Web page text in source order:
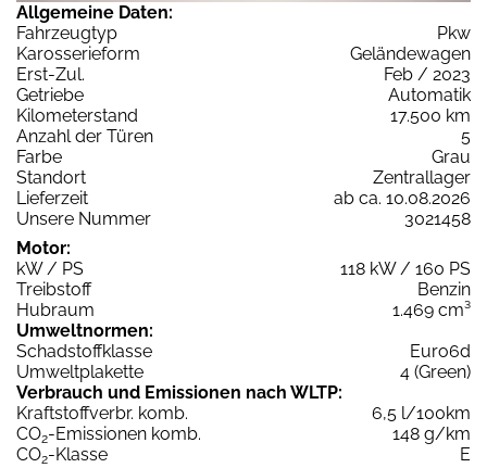
Allgemeine Daten:
Fahrzeugtyp
Pkw
Karosserieform
Geländewagen
Erst-Zul.
Feb / 2023
Getriebe
Automatik
Kilometerstand
17.500 km
Anzahl der Türen
5
Farbe
Grau
Standort
Zentrallager
Lieferzeit
ab ca. 10.08.2026
Unsere Nummer
3021458
Motor:
kW / PS
118 kW / 160 PS
Treibstoff
Benzin
Hubraum
1.469 cm³
Umweltnormen:
Schadstoffklasse
Euro6d
Umweltplakette
4 (Green)
Verbrauch und Emissionen nach WLTP:
Kraftstoffverbr. komb.
6,5 l/100km
CO2-Emissionen komb.
148 g/km
CO2-Klasse
E